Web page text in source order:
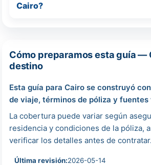
Cairo?
Cómo preparamos esta guía —
destino
Esta guía para Cairo se construyó
de viaje, términos de póliza y
La cobertura puede variar según
residencia y condiciones de la póliza,
verificar los detalles antes de contratar.
Última revisión:2026-05-14